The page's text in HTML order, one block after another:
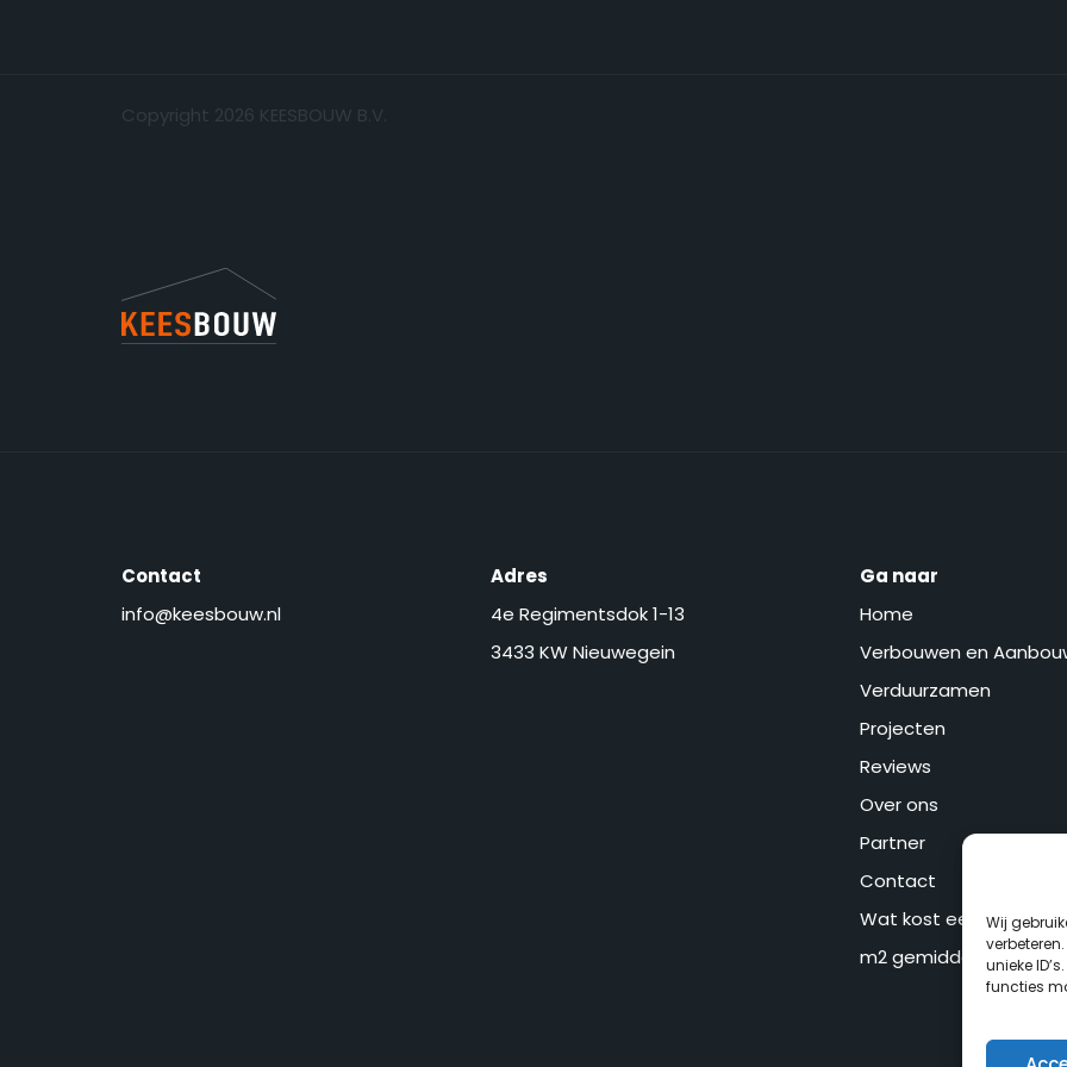
Wij
unieke
functies
Copyright 2026 KEESBOUW B.V.
Contact
info@keesbouw.nl
Adres
4e Regimentsdok 1-13
3433 KW Nieuwegein
Ga naar
Home
Verbouwen en
Verduurzamen
Projecten
Reviews
Over ons
Partner
Contact
Wat kost een
m2 gemiddeld?